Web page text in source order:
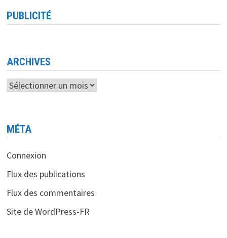
PUBLICITÉ
ARCHIVES
Archives
MÉTA
Connexion
Flux des publications
Flux des commentaires
Site de WordPress-FR